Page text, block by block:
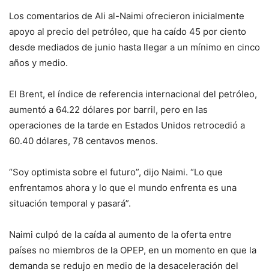
Los comentarios de Ali al-Naimi ofrecieron inicialmente
apoyo al precio del petróleo, que ha caído 45 por ciento
desde mediados de junio hasta llegar a un mínimo en cinco
años y medio.
El Brent, el índice de referencia internacional del petróleo,
aumentó a 64.22 dólares por barril, pero en las
operaciones de la tarde en Estados Unidos retrocedió a
60.40 dólares, 78 centavos menos.
“Soy optimista sobre el futuro”, dijo Naimi. “Lo que
enfrentamos ahora y lo que el mundo enfrenta es una
situación temporal y pasará”.
Naimi culpó de la caída al aumento de la oferta entre
países no miembros de la OPEP, en un momento en que la
demanda se redujo en medio de la desaceleración del